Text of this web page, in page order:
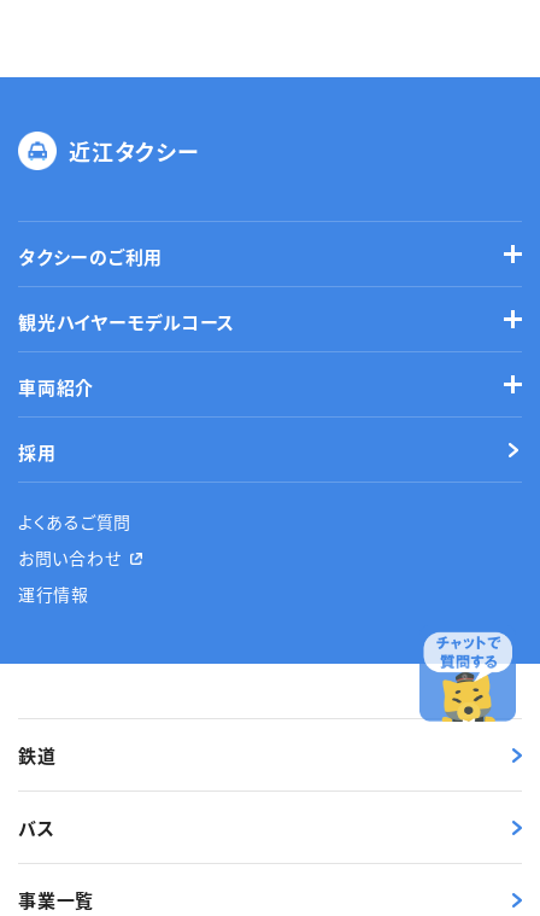
近江タクシー
タクシーのご利用
観光ハイヤーモデルコース
車両紹介
採用
よくあるご質問
お問い合わせ
運行情報
鉄道
バス
事業一覧